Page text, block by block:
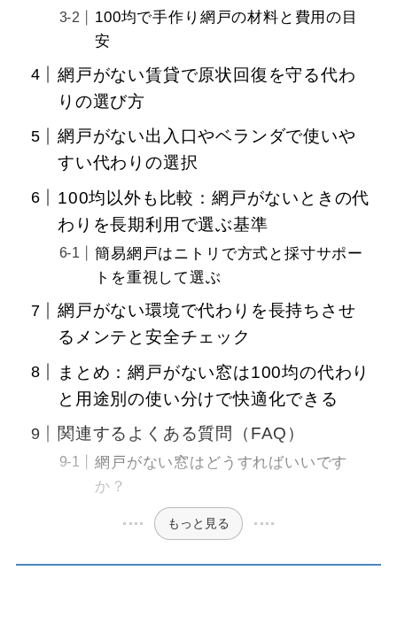
100均で手作り網戸の材料と費用の目
安
網戸がない賃貸で原状回復を守る代わ
りの選び方
網戸がない出入口やベランダで使いや
すい代わりの選択
100均以外も比較：網戸がないときの代
わりを長期利用で選ぶ基準
簡易網戸はニトリで方式と採寸サポー
トを重視して選ぶ
網戸がない環境で代わりを長持ちさせ
るメンテと安全チェック
まとめ：網戸がない窓は100均の代わり
と用途別の使い分けで快適化できる
関連するよくある質問（FAQ）
網戸がない窓はどうすればいいです
か？
もっと見る